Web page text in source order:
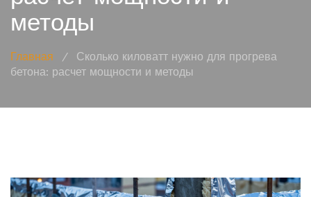
методы
Главная /
Сколько киловатт нужно для прогрева
бетона: расчет мощности и методы